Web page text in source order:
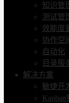
知识管
测试管
效能度
协作空
自动化
目录服
解决方案
敏捷开